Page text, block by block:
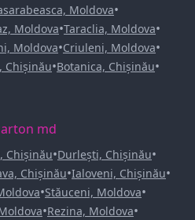
Moldova•
Moldova•Taraclia, Moldova•
Moldova•Criuleni, Moldova•
Chișinău•Botanica, Chișinău•
md
Chișinău•Durlești, Chișinău•
Chișinău•Ialoveni, Chișinău•
•Stăuceni, Moldova•
•Rezina, Moldova•